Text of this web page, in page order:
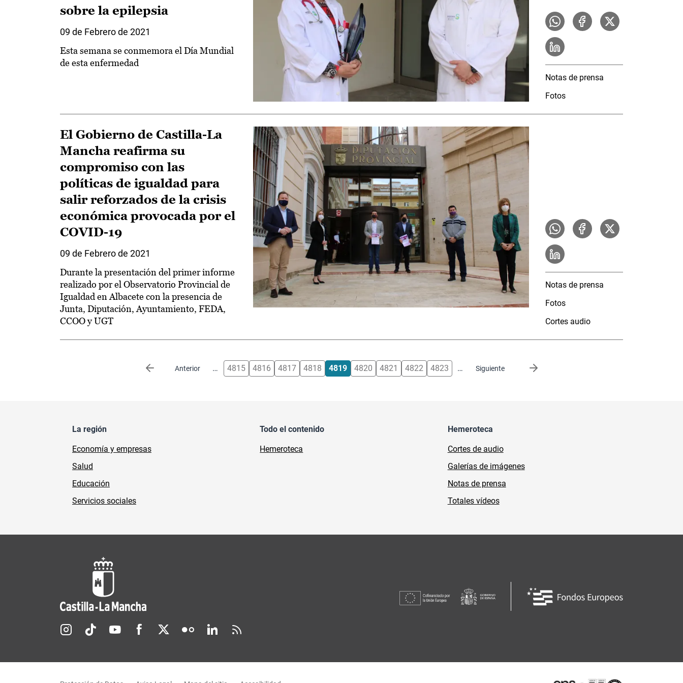
sobre la epilepsia
09 de Febrero de 2021
Esta semana se conmemora el Día Mundial
de esta enfermedad
Notas de prensa
Fotos
El Gobierno de Castilla-La
Mancha reafirma su
compromiso con las
políticas de igualdad para
salir reforzados de la crisis
económica provocada por el
COVID-19
09 de Febrero de 2021
Durante la presentación del primer informe
realizado por el Observatorio Provincial de
Igualdad en Albacete con la presencia de
Junta, Diputación, Ayuntamiento, FEDA,
CCOO y UGT
Notas de prensa
Fotos
Cortes audio
Anterior
Página anterior … 4815 4816 4817 4818 4819 4820 4821 4822 4823 … Siguiente
Siguiente página
La región
Economía y empresas
Salud
Educación
Servicios sociales
Todo el contenido
Hemeroteca
Hemeroteca
Cortes de audio
Galerías de imágenes
Notas de prensa
Totales vídeos
Redes sociales JCCM